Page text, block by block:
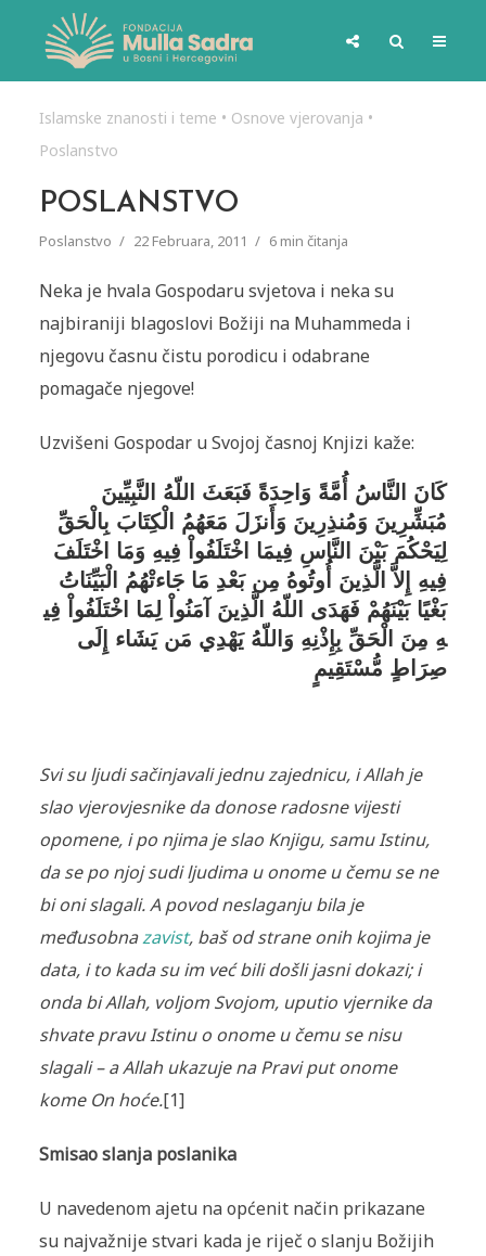
Islamske znanosti i teme • Osnove vjerovanja •
Poslanstvo
POSLANSTVO
Poslanstvo 22 Februara, 2011 6 min čitanja
Neka je hvala Gospodaru svjetova i neka su
najbiraniji bla­goslovi Božiji na Muhammeda i
njegovu časnu čistu porodicu i od­abrane
pomagače njegove!
Uzvišeni Gospodar u Svojoj časnoj Knjizi kaže:
كَانَ النَّاسُ أُمَّةً وَاحِدَةً فَبَعَثَ اللّهُ النَّبِيِّينَ
مُبَشِّرِينَ وَمُنذِرِينَ وَأَنزَلَ مَعَهُمُ الْكِتَابَ بِالْحَقِّ
لِيَحْكُمَ بَيْنَ النَّاسِ فِيمَا اخْتَلَفُواْ فِيهِ وَمَا اخْتَلَفَ
فِيهِ إِلاَّ الَّذِينَ أُوتُوهُ مِن بَعْدِ مَا جَاءتْهُمُ الْبَيِّنَاتُ
بَغْيًا بَيْنَهُمْ فَهَدَى اللّهُ الَّذِينَ آمَنُواْ لِمَا اخْتَلَفُواْ فِي
هِ مِنَ الْحَقِّ بِإِذْنِهِ وَاللّهُ يَهْدِي مَن يَشَاء إِلَى
صِرَاطٍ مُّسْتَقِيمٍ
Svi su ljudi sačinjavali jednu zajednicu, i Allah je
slao vjerovjesnike da donose radosne vijesti
opomene, i po njima je slao Knjigu, samu Istinu,
da se po njoj sudi ljudima u onome u čemu se ne
bi oni slagali. A povod neslaganju bila je
međusobnazavist, baš od strane onih kojima je
data, i to kada su im već bili došli jasni dokazi; i
onda bi Allah, voljom Svojom, uputio vjernike da
shvate pravu Istinu o onome u čemu se nisu
slagali – a Allah ukazuje na Pravi put onome
kome On hoće.[1]
Smisao slanja poslanika
U navedenom ajetu na općenit način prikazane
su najvažnije stvari kada je riječ o slanju Božijih